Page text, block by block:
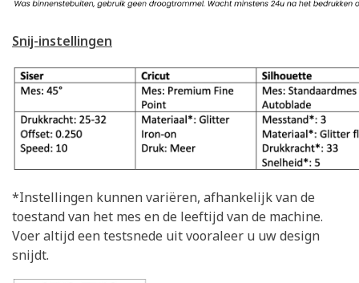
Snij-instellingen
*Instellingen kunnen variëren, afhankelijk van de
toestand van het mes en de leeftijd van de machine.
Voer altijd een testsnede uit vooraleer u uw design
snijdt.